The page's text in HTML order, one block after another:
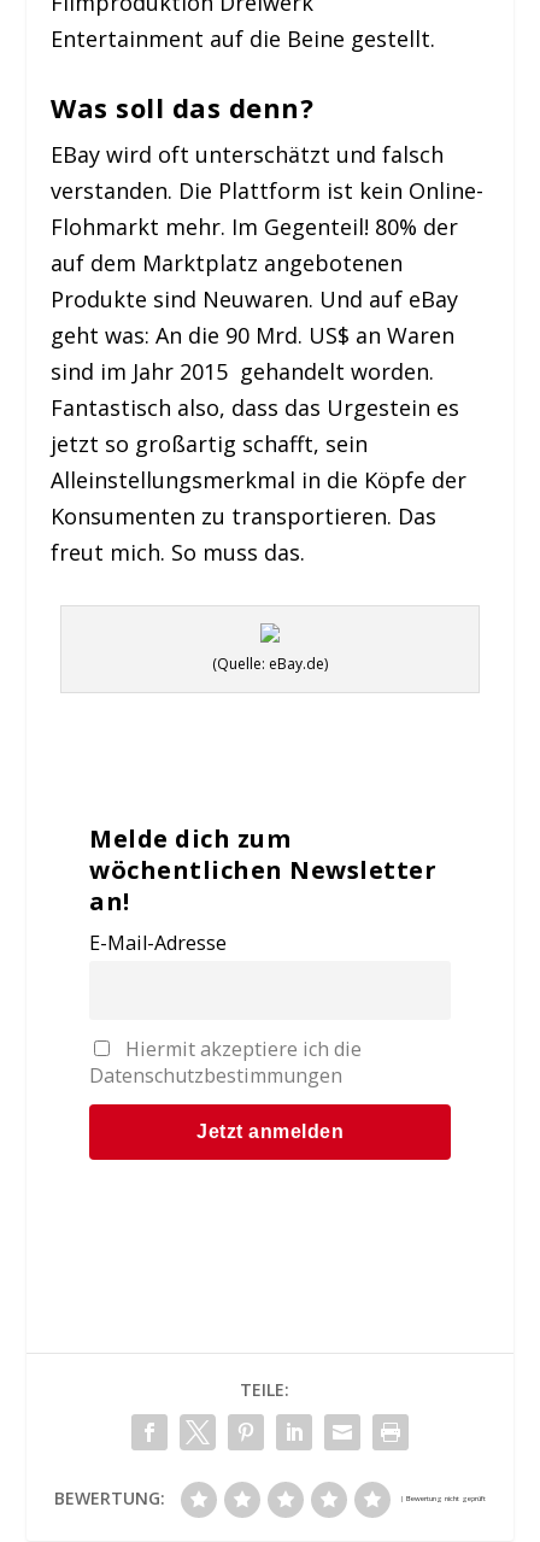
Entertainment auf die Beine gestellt.
Was soll das denn?
EBay wird oft unterschätzt und falsch
verstanden. Die Plattform ist kein Online-
Flohmarkt mehr. Im Gegenteil! 80% der
auf dem Marktplatz angebotenen
Produkte sind Neuwaren. Und auf eBay
geht was: An die 90 Mrd. US$ an Waren
sind im Jahr 2015 gehandelt worden.
Fantastisch also, dass das Urgestein es
jetzt so großartig schafft, sein
Alleinstellungsmerkmal in die Köpfe der
Konsumenten zu transportieren. Das
freut mich. So muss das.
(Quelle: eBay.de)
Melde dich zum
wöchentlichen Newsletter
an!
E-Mail-Adresse
Hiermit akzeptiere ich die
Datenschutzbestimmungen
TEILE:
BEWERTUNG: